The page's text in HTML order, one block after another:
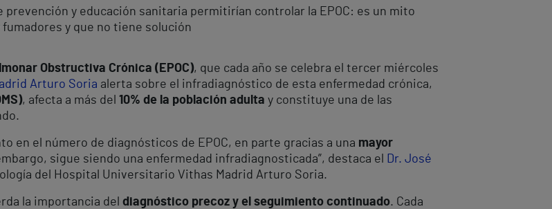
y educación sanitaria permitirían controlar la EPOC: es un mito
y que no tiene solución
Obstructiva Crónica (EPOC), que cada año se celebra el tercer miércoles
Arturo Soria alerta sobre el infradiagnóstico de esta enfermedad crónica,
, afecta a más del 10% de la población adulta y constituye una de las
en el número de diagnósticos de EPOC, en parte gracias a una mayor
sigue siendo una enfermedad infradiagnosticada”, destaca el
Dr. José
del Hospital Universitario Vithas Madrid Arturo Soria.
la importancia del diagnóstico precoz y el seguimiento continuado. Cada